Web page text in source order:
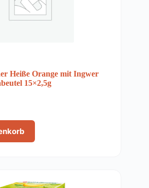
Heiße Orange mit Ingwer
15×2,5g